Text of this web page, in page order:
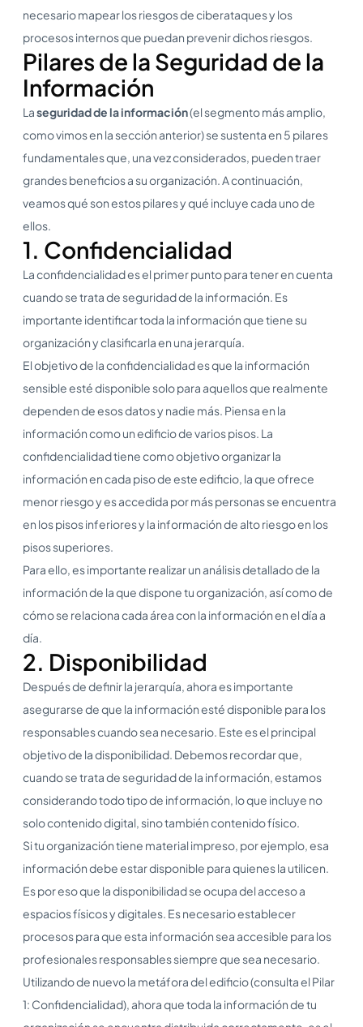
necesario mapear los riesgos de ciberataques y los
procesos internos que puedan prevenir dichos riesgos.
Pilares de la Seguridad de la
Información
Laseguridad de la información(el segmento más amplio,
como vimos en la sección anterior) se sustenta en 5 pilares
fundamentales que, una vez considerados, pueden traer
grandes beneficios a su organización. A continuación,
veamos qué son estos pilares y qué incluye cada uno de
ellos.
1. Confidencialidad
La confidencialidad es el primer punto para tener en cuenta
cuando se trata de seguridad de la información. Es
importante identificar toda la información que tiene su
organización y clasificarla en una jerarquía.
El objetivo de la confidencialidad es que la información
sensible esté disponible solo para aquellos que realmente
dependen de esos datos y nadie más. Piensa en la
información como un edificio de varios pisos. La
confidencialidad tiene como objetivo organizar la
información en cada piso de este edificio, la que ofrece
menor riesgo y es accedida por más personas se encuentra
en los pisos inferiores y la información de alto riesgo en los
pisos superiores.
Para ello, es importante realizar un análisis detallado de la
información de la que dispone tu organización, así como de
cómo se relaciona cada área con la información en el día a
día.
2. Disponibilidad
Después de definir la jerarquía, ahora es importante
asegurarse de que la información esté disponible para los
responsables cuando sea necesario. Este es el principal
objetivo de la disponibilidad. Debemos recordar que,
cuando se trata de seguridad de la información, estamos
considerando todo tipo de información, lo que incluye no
solo contenido digital, sino también contenido físico.
Si tu organización tiene material impreso, por ejemplo, esa
información debe estar disponible para quienes la utilicen.
Es por eso que la disponibilidad se ocupa del acceso a
espacios físicos y digitales. Es necesario establecer
procesos para que esta información sea accesible para los
profesionales responsables siempre que sea necesario.
Utilizando de nuevo la metáfora del edificio (consulta el Pilar
1: Confidencialidad), ahora que toda la información de tu